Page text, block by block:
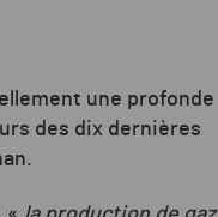
une profonde
des dix dernières